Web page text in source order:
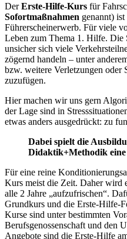
DerErste-Hilfe-Kurs für
Sofortmaßnahmen genannt)
Führerscheinerwerb. Für viele
Leben zum Thema 1. Hilfe. Die
unsicher sich viele
zögernd handeln – unter
bzw. weitere Verletzungen oder
zuzufügen.
Hier machen wir uns gern
der Lage sind in
etwas anders ausgedrückt: zu
Dabei spielt die
Didaktik+Methodik
Für eine reine
Kurs meist die Zeit. Daher wird
alle 2 Jahre „aufzufrischen“.
Grundkurs und die Erste-Hilfe-
Kurse sind unter bestimmten
Berufsgenossenschaft und den
Angebote sind die Erste-Hilfe